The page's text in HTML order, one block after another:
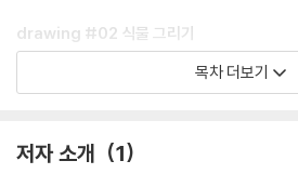
drawing #02 식물 그리기
01 극락조 그리기
drawing #03 사물과 풍경의 표현
목차 더보기
저자 소개 1